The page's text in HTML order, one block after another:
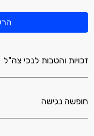
זכויות והטבות לנכי צה"ל
חופשה נגישה